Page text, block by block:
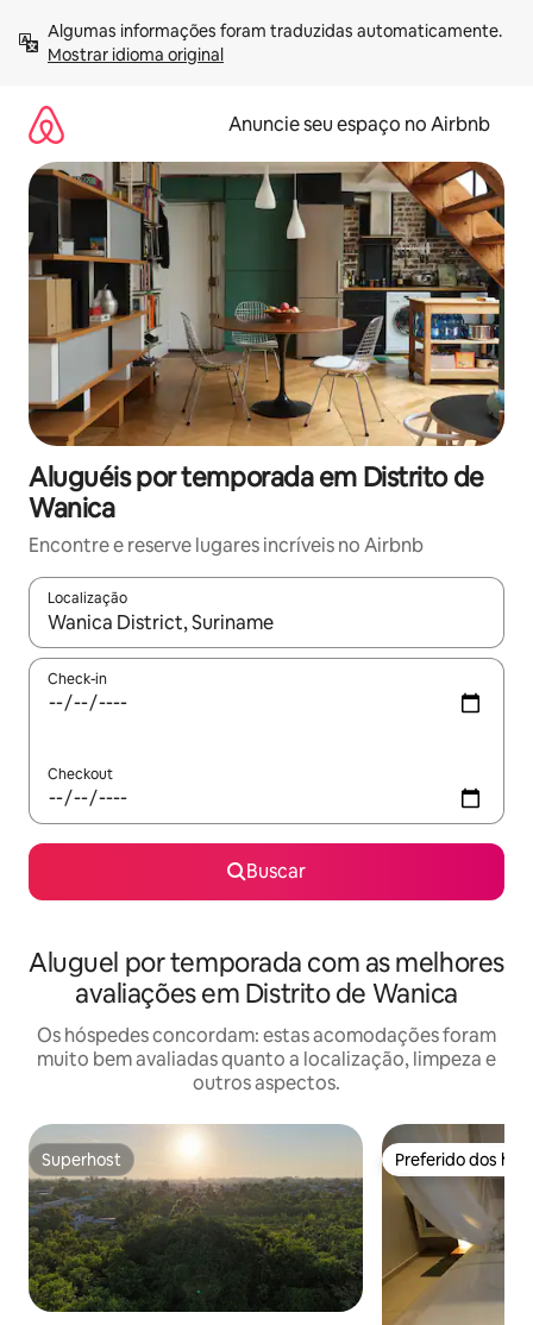
para
Mostrar idioma original
Anuncie seu espaço no Airbnb
Aluguéis por temporada em Distrito de
Wanica
Encontre e reserve lugares incríveis no Airbnb
Localização
Quando os resultados estiverem disponíveis, explore-os
Check-in
Checkout
Buscar
Aluguel por temporada com as melhores
avaliações em Distrito de Wanica
Os hóspedes concordam: estas acomodações foram
muito bem avaliadas quanto a localização, limpeza e
outros aspectos.
Superhost
Superhost Preferido dos
Preferido dos